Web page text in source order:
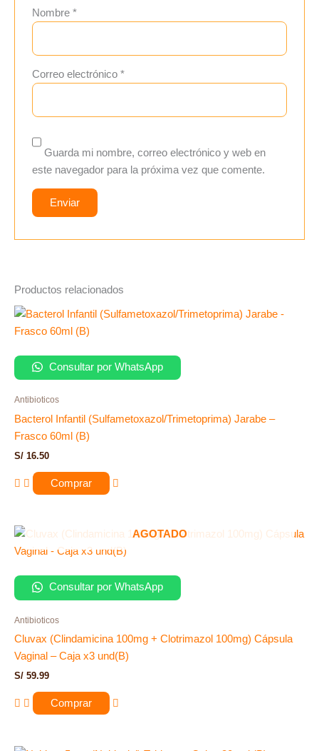
Nombre*
Correo electrónico*
Guarda mi nombre, correo electrónico y web en
este navegador para la próxima vez que comente.
Productos relacionados
Consultar por WhatsApp
Antibioticos
Bacterol Infantil (Sulfametoxazol/Trimetoprima) Jarabe –
Frasco 60ml (B)
S/ 16.50
Comprar
AGOTADO
Consultar por WhatsApp
Antibioticos
Cluvax (Clindamicina 100mg + Clotrimazol 100mg) Cápsula
Vaginal – Caja x3 und(B)
S/ 59.99
Comprar